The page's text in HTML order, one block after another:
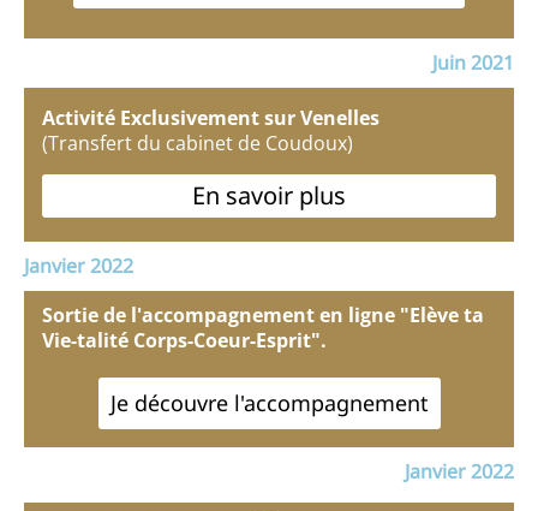
Juin 2021
Activité Exclusivement sur Venelles
(Transfert du cabinet de Coudoux)
En savoir plus
Sortie de l'accompagnement en ligne "Elève ta
Vie-talité Corps-Coeur-Esprit".
Je découvre l'accompagnement
Janvier 2022
Janvier 2022